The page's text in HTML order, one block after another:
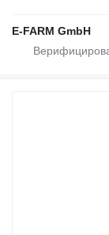
E-FARM GmbH